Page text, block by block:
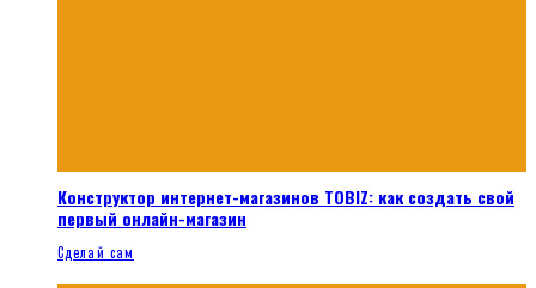
Конструктор интернет-магазинов TOBIZ: как создать свой
первый онлайн-магазин
Сделай сам